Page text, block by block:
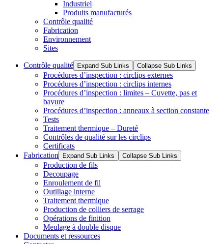
Industriel
Produits manufacturés
Contrôle qualité
Fabrication
Environnement
Sites
Contrôle qualité Expand Sub Links Collapse Sub Links
Procédures d’inspection : circlips externes
Procédures d’inspection : circlips internes
Procédures d’inspection : limites – Cuvette, pas et
bavure
Procédures d’inspection : anneaux à section constante
Tests
Traitement thermique – Dureté
Contrôles de qualité sur les circlips
Certificats
Fabrication
Expand Sub Links Collapse Sub Links
Production de fils
Decoupage
Enroulement de fil
Outillage interne
Traitement thermique
Production de colliers de serrage
Opérations de finition
Meulage à double disque
Documents et ressources